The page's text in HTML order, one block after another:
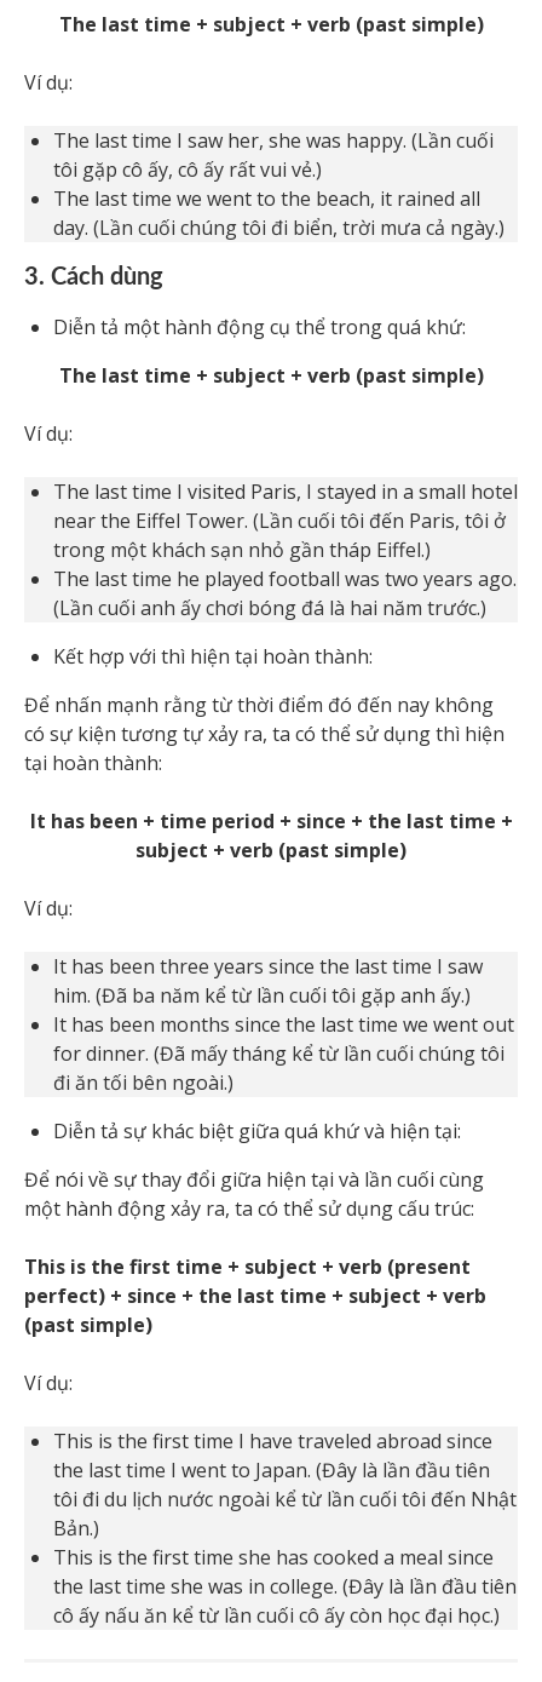
The last time + subject + verb (past simple)
Ví dụ:
The last time I saw her, she was happy. (Lần cuối
tôi gặp cô ấy, cô ấy rất vui vẻ.)
The last time we went to the beach, it rained all
day. (Lần cuối chúng tôi đi biển, trời mưa cả ngày.)
3. Cách dùng
Diễn tả một hành động cụ thể trong quá khứ:
The last time + subject + verb (past simple)
Ví dụ:
The last time I visited Paris, I stayed in a small hotel
near the Eiffel Tower. (Lần cuối tôi đến Paris, tôi ở
trong một khách sạn nhỏ gần tháp Eiffel.)
The last time he played football was two years ago.
(Lần cuối anh ấy chơi bóng đá là hai năm trước.)
Kết hợp với thì hiện tại hoàn thành:
Để nhấn mạnh rằng từ thời điểm đó đến nay không
có sự kiện tương tự xảy ra, ta có thể sử dụng thì hiện
tại hoàn thành:
It has been + time period + since + the last time +
subject + verb (past simple)
Ví dụ:
It has been three years since the last time I saw
him. (Đã ba năm kể từ lần cuối tôi gặp anh ấy.)
It has been months since the last time we went out
for dinner. (Đã mấy tháng kể từ lần cuối chúng tôi
đi ăn tối bên ngoài.)
Diễn tả sự khác biệt giữa quá khứ và hiện tại:
Để nói về sự thay đổi giữa hiện tại và lần cuối cùng
một hành động xảy ra, ta có thể sử dụng cấu trúc:
This is the first time + subject + verb (present
perfect) + since + the last time + subject + verb
(past simple)
Ví dụ:
This is the first time I have traveled abroad since
the last time I went to Japan. (Đây là lần đầu tiên
tôi đi du lịch nước ngoài kể từ lần cuối tôi đến Nhật
Bản.)
This is the first time she has cooked a meal since
the last time she was in college. (Đây là lần đầu tiên
cô ấy nấu ăn kể từ lần cuối cô ấy còn học đại học.)